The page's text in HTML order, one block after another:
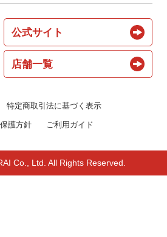
公式サイト
店舗一覧
特定商取引法に基づく表示
護方針 ご利用ガイド
Co., Ltd. All Rights Reserved.